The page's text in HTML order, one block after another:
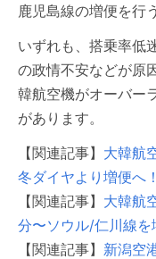
鹿児島線の増便を行
いずれも、搭乗率低
の政情不安などが原
韓航空機がオーバー
があります。
【関連記事】 大韓航
冬ダイヤより増便へ！
【関連記事】 大韓航
分〜ソウル/仁川線を
【関連記事】 新潟空